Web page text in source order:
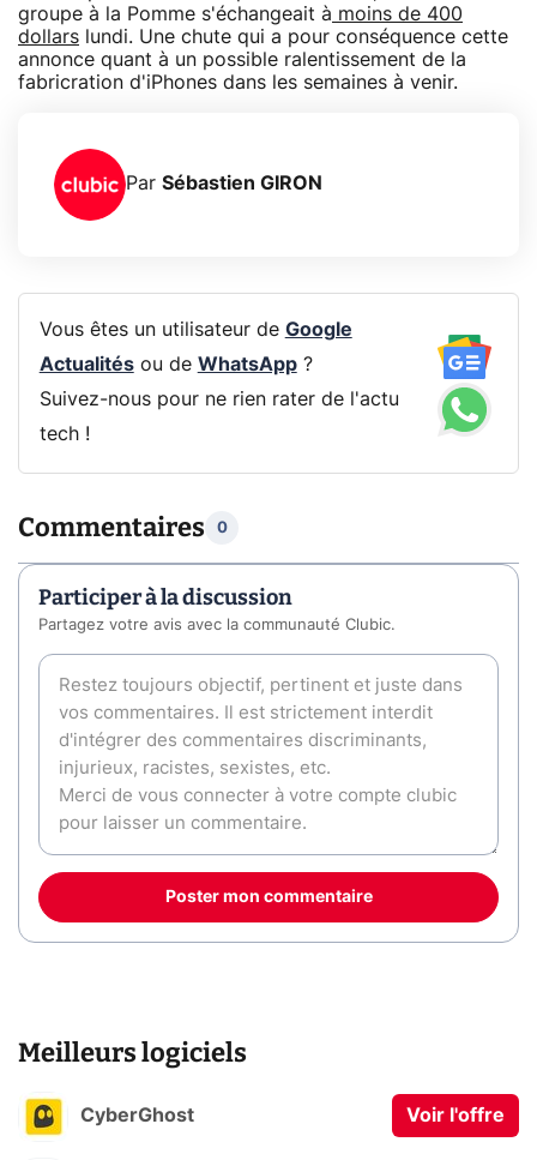
groupe à la Pomme s'échangeait à moins de 400
dollars lundi. Une chute qui a pour conséquence cette
annonce quant à un possible ralentissement de la
fabricration d'iPhones dans les semaines à venir.
Par Sébastien GIRON
Vous êtes un utilisateur de Google
Actualitésou de WhatsApp?
Suivez-nous pour ne rien rater de l'actu
tech !
Commentaires 0
Participer à la discussion
Partagez votre avis avec la communauté Clubic.
Poster mon commentaire
Meilleurs logiciels
CyberGhost Voir l'offre